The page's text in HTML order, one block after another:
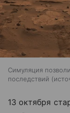
Симуляция
последствий
13 октября